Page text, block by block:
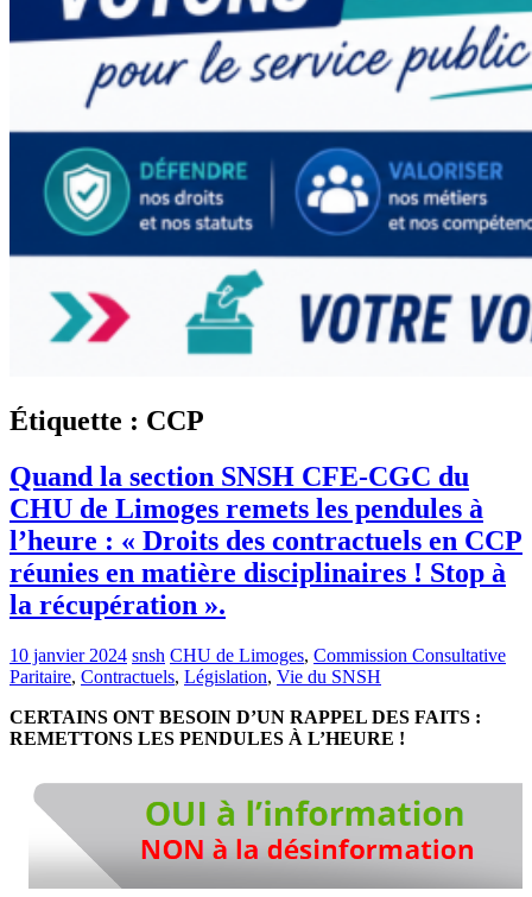
Étiquette : CCP
Quand la section SNSH CFE-CGC du
CHU de Limoges remets les pendules à
l’heure : « Droits des contractuels en CCP
réunies en matière disciplinaires ! Stop à
la récupération ».
10 janvier 2024 snsh CHU de Limoges, Commission Consultative
Paritaire, Contractuels, Législation, Vie du SNSH
CERTAINS ONT BESOIN D’UN RAPPEL DES FAITS :
REMETTONS LES PENDULES À L’HEURE !